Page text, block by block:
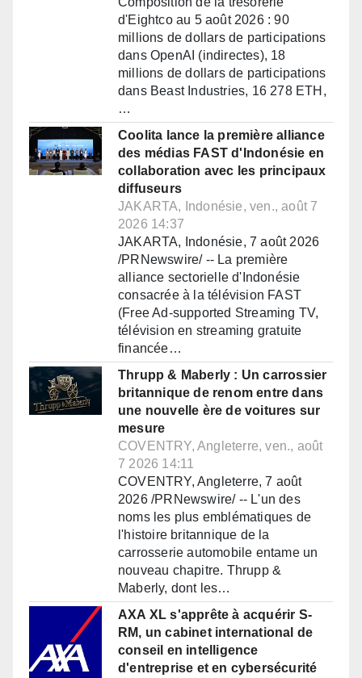
d'Eightco au 5 août 2026 : 90
millions de dollars de participations
dans OpenAI (indirectes), 18
millions de dollars de participations
dans Beast Industries, 16 278 ETH,
…
Coolita lance la première alliance
des médias FAST d'Indonésie en
collaboration avec les principaux
diffuseurs
JAKARTA, Indonésie, ven., août 7
2026 14:37
JAKARTA, Indonésie, 7 août 2026
/PRNewswire/ -- La première
alliance sectorielle d'Indonésie
consacrée à la télévision FAST
(Free Ad-supported Streaming TV,
télévision en streaming gratuite
financée…
Thrupp & Maberly : Un carrossier
britannique de renom entre dans
une nouvelle ère de voitures sur
mesure
COVENTRY, Angleterre, ven., août
7 2026 14:11
COVENTRY, Angleterre, 7 août
2026 /PRNewswire/ -- L'un des
noms les plus emblématiques de
l'histoire britannique de la
carrosserie automobile entame un
nouveau chapitre. Thrupp &
Maberly, dont les…
AXA XL s'apprête à acquérir S-
RM, un cabinet international de
conseil en intelligence
d'entreprise et en cybersécurité